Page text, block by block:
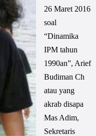
26 Maret 2016
soal
“Dinamika
IPM tahun
1990an”, Arief
Budiman Ch
atau yang
akrab disapa
Mas Adim,
Sekretaris